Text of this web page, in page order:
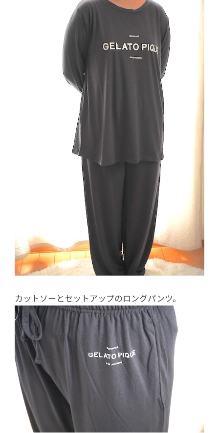
カットソーとセットアップのロングパンツ。